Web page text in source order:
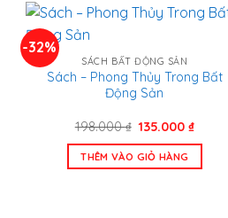
-32%
SÁCH BẤT ĐỘNG SẢN
Sách – Phong Thủy Trong Bất
Động Sản
198.000₫ Giá
là:
198.000 ₫.
135.000₫Giá
THÊM VÀO GIỎ HÀNG